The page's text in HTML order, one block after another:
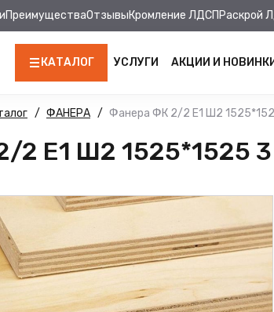
ПреимуществаОтзывыКромление ЛДСП Раскрой
КАТАЛОГ
ЛДСП
КРОМКА
МДФ ПАНЕЛИ
СТОЛЕШНИЦЫ
УСЛУГИ АКЦИИ И
ФАНЕРА Фанера ФК 2/2 Е1 Ш2
2 Е1 Ш2 1525*1525